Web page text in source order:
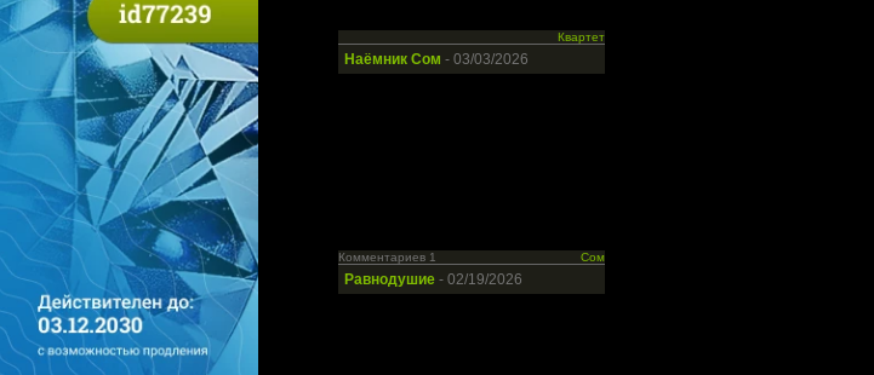
Квартет
Наёмник Сом - 03/03/2026
Комментариев 1 Сом
Равнодушие - 02/19/2026